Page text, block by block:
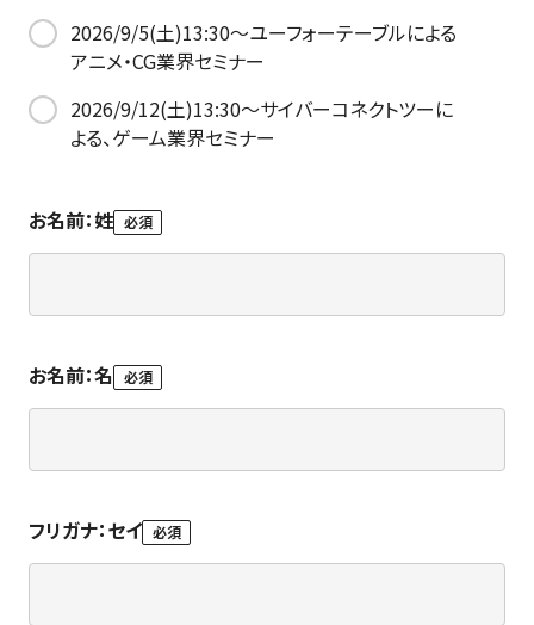
2026/9/5(土)13:30～ユーフォーテーブルによる
アニメ・CG業界セミナー
2026/9/12(土)13:30～サイバーコネクトツーに
よる、ゲーム業界セミナー
お名前：姓 必須
お名前：名 必須
フリガナ：セイ 必須